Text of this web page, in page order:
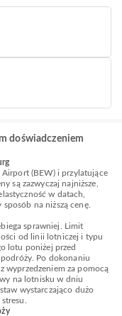
doświadczeniem
(BEW) i przylatujące
są zazwyczaj najniższe,
w datach,
na niższą cenę.
sprawniej. Limit
od linii lotniczej i typu
lotu poniżej przed
Po dokonaniu
wyprzedzeniem za pomocą
na lotnisku w dniu
wystarczająco dużo